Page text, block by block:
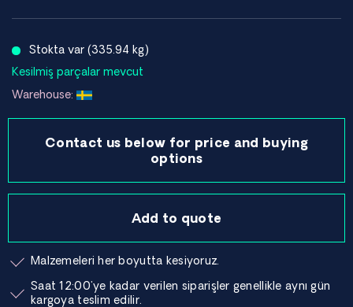
Stokta var (335.94 kg)
Kesilmiş parçalar mevcut
Warehouse:
Contact us below for price and buying
options
Add to quote
Malzemeleri her boyutta kesiyoruz.
Saat 12:00'ye kadar verilen siparişler genellikle aynı gün
kargoya teslim edilir.